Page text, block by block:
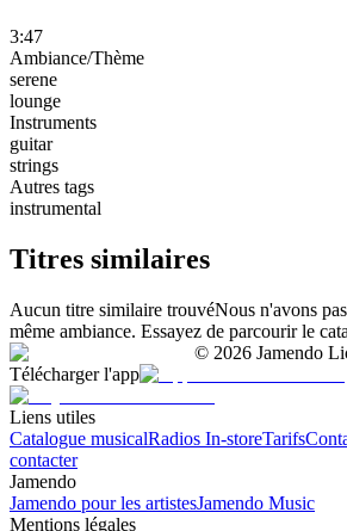
3:47
Ambiance/Thème
serene
lounge
Instruments
guitar
strings
Autres tags
instrumental
Titres similaires
Aucun titre similaire trouvéNous n'avons
même ambiance. Essayez de parcourir le
© 2026 Jamendo
Télécharger l'app
Liens utiles
Catalogue musicalRadios In-storeTarifs
contacter
Jamendo
Jamendo pour les artistesJamendo Music
Mentions légales